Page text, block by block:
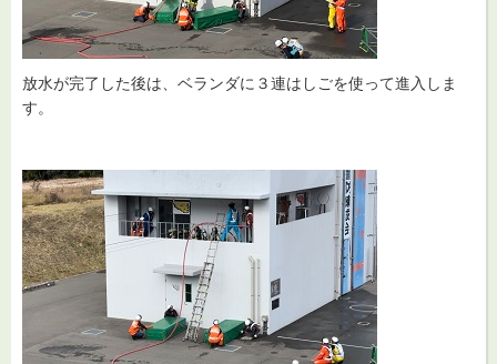
放水が完了した後は、ベランダに３連はしごを使って進入しま
す。